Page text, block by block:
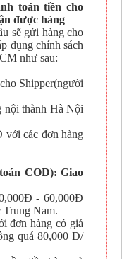
toán tiền cho
được hàng
sẽ gửi hàng cho
dụng chính sách
như sau:
Shipper(người
thành Hà Nội
các đơn hàng
COD): Giao
- 60,000Đ
Trung Nam.
đơn hàng có giá
quá 80,000 Đ/